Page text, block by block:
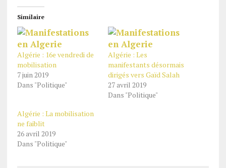
Similaire
Algérie : 16e vendredi de
mobilisation
7 juin 2019
Dans "Politique"
Algérie : Les
manifestants désormais
dirigés vers Gaïd Salah
27 avril 2019
Dans "Politique"
Algérie : La mobilisation
ne faiblit
26 avril 2019
Dans "Politique"